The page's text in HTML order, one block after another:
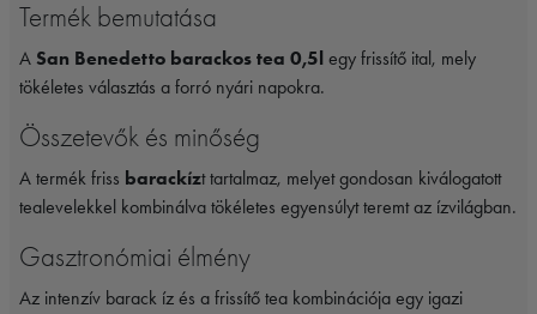
Termék bemutatása
A San Benedetto barackos tea 0,5l egy frissítő ital, mely
tökéletes választás a forró nyári napokra.
Összetevők és minőség
A termék friss barackízt tartalmaz, melyet gondosan kiválogatott
tealevelekkel kombinálva tökéletes egyensúlyt teremt az ízvilágban.
Gasztronómiai élmény
Az intenzív barack íz és a frissítő tea kombinációja egy igazi